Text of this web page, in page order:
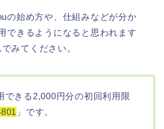
の始め方や、仕組みなどが分か
できるようになると思われます
みてください。
できる2,000円分の初回利用限
」です。